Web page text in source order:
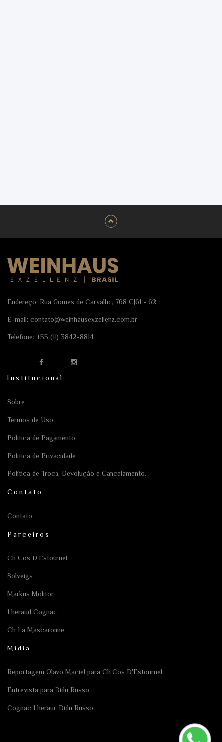
Endereço: Rua Gomes de Carvalho, 768 CJ61 - 62
E-mail: contato@weinhausexzellenz.com.br
Telefone: +55 (11) 3842-8814
Institucional
Sobre
Termos de Uso
Política de Pagamento
Política de Privacidade
Política de Troca, Devolução e Cancelamento.
Contato
Contato
Parceiros
Ch Cos D'Estournel
Solveigs
Markus Molitor
Lheraud Cognac
Ch La Mascaronne
Mídia
Reportagem Olavo Maciel para Ch Cos D'Estournel
Entrevista para Didu Russo
Cognac Lheraud Didu Russo